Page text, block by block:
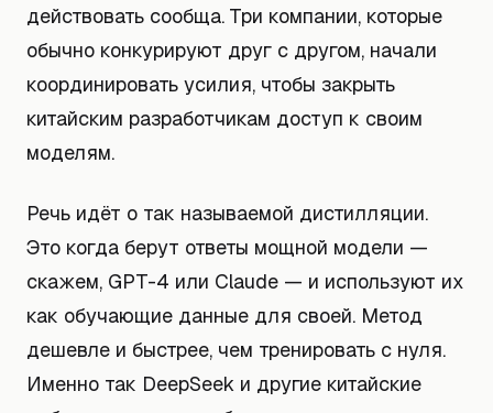
действовать сообща. Три компании, которые
обычно конкурируют друг с другом, начали
координировать усилия, чтобы закрыть
китайским разработчикам доступ к своим
моделям.
Речь идёт о так называемой дистилляции.
Это когда берут ответы мощной модели —
скажем, GPT-4 или Claude — и используют их
как обучающие данные для своей. Метод
дешевле и быстрее, чем тренировать с нуля.
Именно так DeepSeek и другие китайские